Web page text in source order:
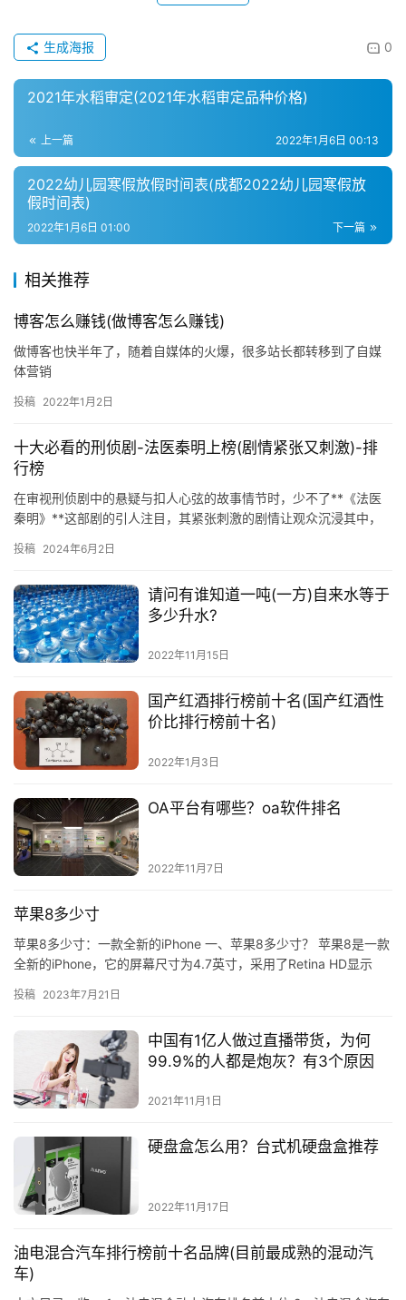
0
生成海报
2021年水稻审定(2021年水稻审定品种价格)
上一篇 2022年1月6日 00:13
2022幼儿园寒假放假时间表(成都2022幼儿园寒假放
假时间表)
下一篇
2022年1月6日 01:00
相关推荐
博客怎么赚钱(做博客怎么赚钱)
做博客也快半年了，随着自媒体的火爆，很多站长都转移到了自媒
体营销
投稿 2022年1月2日
十大必看的刑侦剧-法医秦明上榜(剧情紧张又刺激)-排
行榜
在审视刑侦剧中的悬疑与扣人心弦的故事情节时，少不了**《法医
秦明》**这部剧的引人注目，其紧张刺激的剧情让观众沉浸其中，
你…
投稿 2024年6月2日
请问有谁知道一吨(一方)自来水等于
多少升水?
2022年11月15日
国产红酒排行榜前十名(国产红酒性
价比排行榜前十名)
2022年1月3日
OA平台有哪些？oa软件排名
2022年11月7日
苹果8多少寸
苹果8多少寸：一款全新的iPhone 一、苹果8多少寸？ 苹果8是一款
全新的iPhone，它的屏幕尺寸为4.7英寸，采用了Retina HD显示
投稿 2023年7月21日
中国有1亿人做过直播带货，为何
99.9%的人都是炮灰？有3个原因
2021年11月1日
硬盘盒怎么用？台式机硬盘盒推荐
2022年11月17日
油电混合汽车排行榜前十名品牌(目前最成熟的混动汽
车)